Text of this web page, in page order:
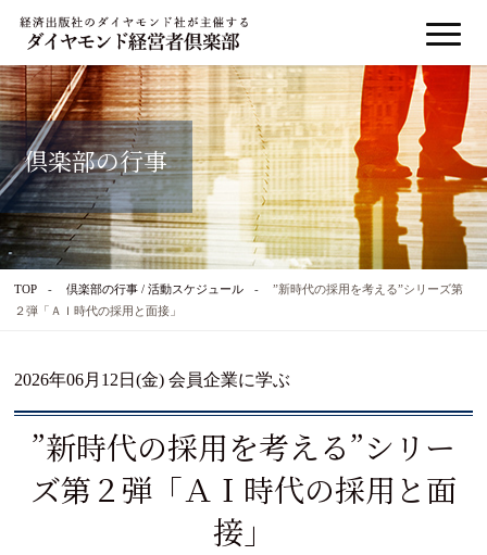
倶楽部の行事
TOP 倶楽部の行事 / 活動スケジュール
”新時代の採用を考える”シリーズ第
２弾「ＡＩ時代の採用と面接」
2026年06月12日(金) 会員企業に学ぶ
”新時代の採用を考える”シリー
ズ第２弾「ＡＩ時代の採用と面
接」